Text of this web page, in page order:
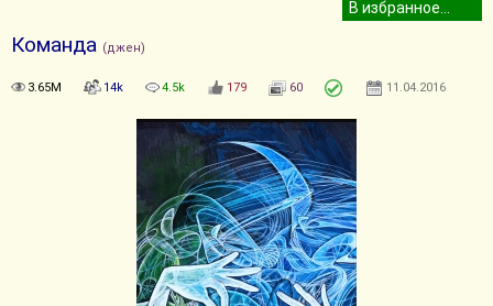
Команда (джен)
3.65M 14k 4.5k 179 60 11.04.2016